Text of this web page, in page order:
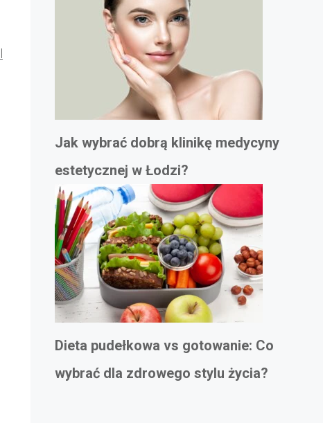
Jak wybrać dobrą klinikę medycyny
estetycznej w Łodzi?
Dieta pudełkowa vs gotowanie: Co
wybrać dla zdrowego stylu życia?